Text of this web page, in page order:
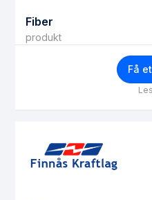
Fiber
produkt
Få